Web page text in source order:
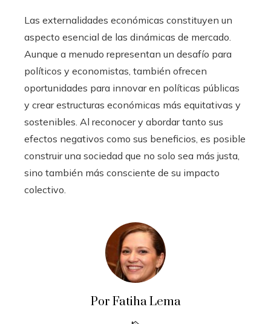
Las externalidades económicas constituyen un
aspecto esencial de las dinámicas de mercado.
Aunque a menudo representan un desafío para
políticos y economistas, también ofrecen
oportunidades para innovar en políticas públicas
y crear estructuras económicas más equitativas y
sostenibles. Al reconocer y abordar tanto sus
efectos negativos como sus beneficios, es posible
construir una sociedad que no solo sea más justa,
sino también más consciente de su impacto
colectivo.
Por Fatiha Lema